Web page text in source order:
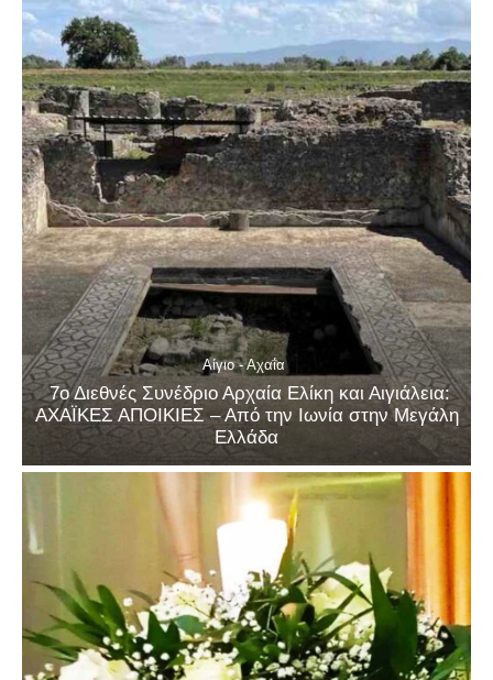
Αίγιο - Αχαΐα
7ο Διεθνές Συνέδριο Αρχαία Ελίκη και Αιγιάλεια:
ΑΧΑΪΚΕΣ ΑΠΟΙΚΙΕΣ – Από την Ιωνία στην Μεγάλη
Ελλάδα